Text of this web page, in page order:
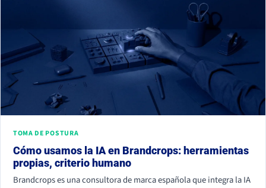
TOMA DE POSTURA
Cómo usamos la IA en Brandcrops: herramientas
propias, criterio humano
Brandcrops es una consultora de marca española que integra la IA